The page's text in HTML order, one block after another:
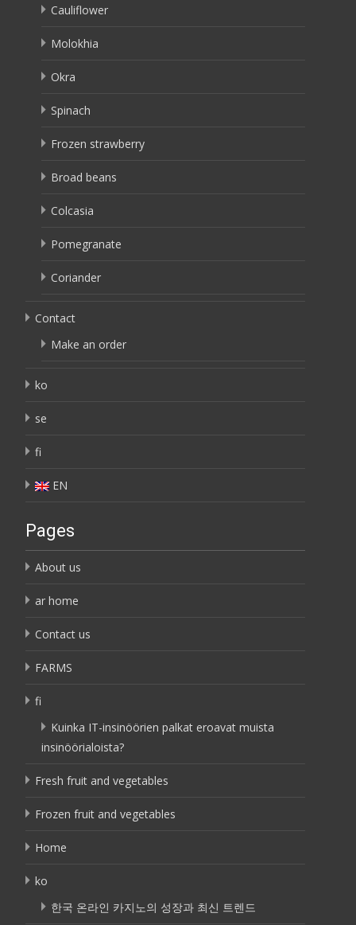
Cauliflower
Molokhia
Okra
Spinach
Frozen strawberry
Broad beans
Colcasia
Pomegranate
Coriander
Contact
Make an order
ko
se
fi
EN
Pages
About us
ar home
Contact us
FARMS
fi
Kuinka IT-insinöörien palkat eroavat muista
insinöörialoista?
Fresh fruit and vegetables
Frozen fruit and vegetables
Home
ko
한국 온라인 카지노의 성장과 최신 트렌드